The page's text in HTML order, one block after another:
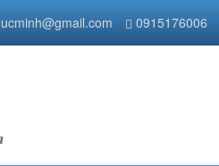
0915176006